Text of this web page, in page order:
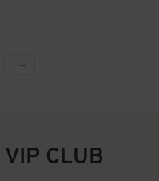
→
VIP CLUB